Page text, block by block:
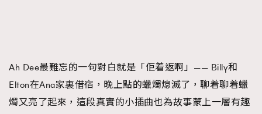
Ah Dee最難忘的一句對白就是「佢着返啊」—— Billy和
Elton在Ana家裏借宿，晚上點的蠟燭熄滅了，聊着聊着蠟
燭又亮了起來，這段真實的小插曲也為故事蒙上一層有趣